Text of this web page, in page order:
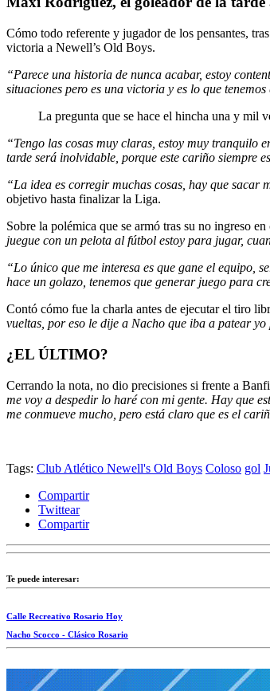
Cómo todo referente y jugador de los pensantes,
victoria a Newell’s Old Boys.
“Parece una historia de nunca acabar, estoy
situaciones pero es una victoria y es lo que tenemos
La pregunta que se hace el hincha una y mil
“Tengo las cosas muy claras, estoy muy tranquilo
tarde será inolvidable, porque este cariño siempre
“La idea es corregir muchas cosas, hay que sacar
objetivo hasta finalizar la Liga.
Sobre la polémica que se armó tras su no ingreso
juegue con un pelota al fútbol estoy para jugar,
“Lo único que me interesa es que gane el equipo,
hace un golazo, tenemos que generar juego para
Contó cómo fue la charla antes de ejecutar el tiro
vueltas, por eso le dije a Nacho que iba a patear
¿EL ÚLTIMO?
Cerrando la nota, no dio precisiones si frente a
me voy a despedir lo haré con mi gente. Hay que
me conmueve mucho, pero está claro que es el
Tags: Club Atlético Newell's Old Boys Coloso gol
Compartir
Twittear
Compartir
Te puede interesar:
Calle Recreativo Rosario Hoy
Nacho Scocco - Clásico Rosario